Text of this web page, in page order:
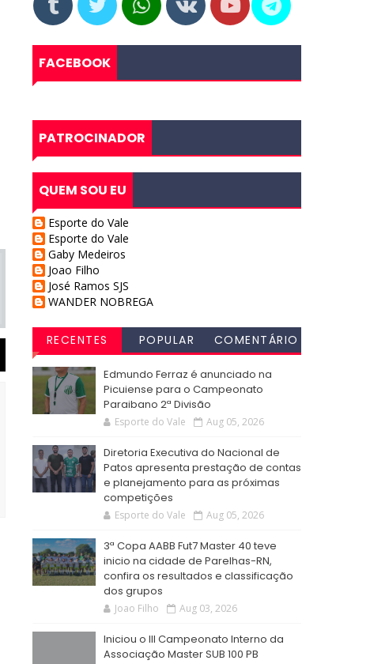
FACEBOOK
PATROCINADOR
QUEM SOU EU
Esporte do Vale
Esporte do Vale
Gaby Medeiros
Joao Filho
José Ramos SJS
WANDER NOBREGA
RECENTES POPULAR
COMENTÁRIO
Edmundo Ferraz é anunciado na
Picuiense para o Campeonato
Paraibano 2ª Divisão
Esporte do Vale Aug 05, 2026
Diretoria Executiva do Nacional de
Patos apresenta prestação de contas
e planejamento para as próximas
competições
Esporte do Vale Aug 05, 2026
3ª Copa AABB Fut7 Master 40 teve
inicio na cidade de Parelhas-RN,
confira os resultados e classificação
dos grupos
Joao Filho Aug 03, 2026
Iniciou o III Campeonato Interno da
Associação Master SUB 100 PB